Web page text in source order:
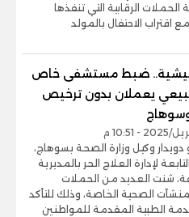
الحملات الرقابية التي تنفذها
مع اقتراب الاحتفال بالمولد
ضبط مستشفى خاص
يعملان بدون ترخيص
دويدار وكيل وزارة الصحة بسوهاج،
لإدارة العلاج الحر بالمديرية
شنت العديد من الحملات
الصحية الخاصة، وذلك للتأكد
الطبية المقدمة للمواطنين